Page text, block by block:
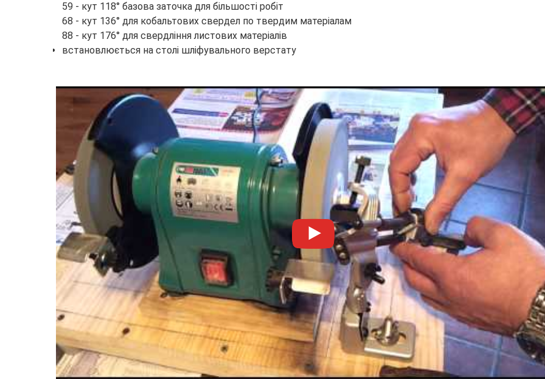
59 - кут 118° базова заточка для більшості робіт
68 - кут 136° для кобальтових свердел по твердим матеріалам
88 - кут 176° для свердління листових матеріалів
встановлюється на столі шліфувального верстату